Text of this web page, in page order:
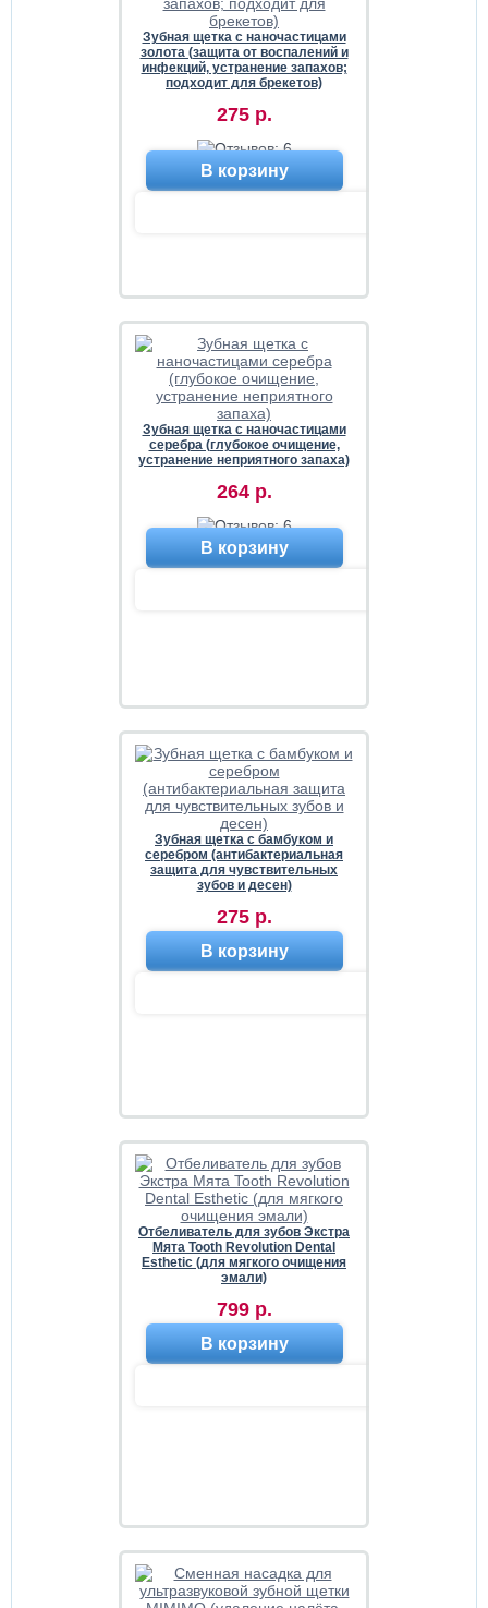
Зубная щетка с наночастицами
золота (защита от воспалений и
инфекций, устранение запахов;
подходит для брекетов)
275 р.
В корзину
Зубная щетка с наночастицами
серебра (глубокое очищение,
устранение неприятного запаха)
264 р.
В корзину
Зубная щетка с бамбуком и
серебром (антибактериальная
защита для чувствительных
зубов и десен)
275 р.
В корзину
Отбеливатель для зубов Экстра
Мята Tooth Revolution Dental
Esthetic (для мягкого очищения
эмали)
799 р.
В корзину